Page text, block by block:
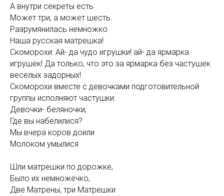
А внутри секреты есть
Может три, а может шесть.
Разрумянилась немножко
Наша русская матрешка!
Скоморохи: Ай- да чудо игрушки! ай- да ярмарка
игрушек! Да только, что это за ярмарка без частушек
веселых задорных!
Скоморохи вместе с девочками подготовительной
группы исполняют частушки:
Девочки- беляночки,
Где вы набелилися?
Мы вчера коров доили
Молоком умылися
Шли матрешки по дорожке,
Было их немножечко,
Две Матрены, три Матрешки